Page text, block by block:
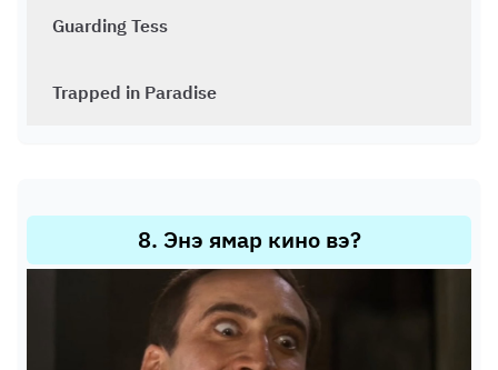
Guarding Tess
Trapped in Paradise
8. Энэ ямар кино вэ?